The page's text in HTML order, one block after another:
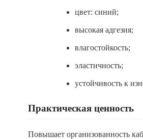
цвет: синий;
высокая адгезия;
влагостойкость;
эластичность;
устойчивость к
Практическая ценность
Повышает организованность